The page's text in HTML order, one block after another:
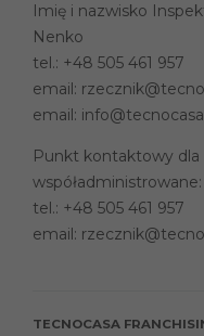
Imię i nazwisko
Nenko
tel.: +48 505 461 957
email:
email:
Punkt kontaktowy dla
współadministrowane:
tel.: +48 505 461 957
email:
TECNOCASA